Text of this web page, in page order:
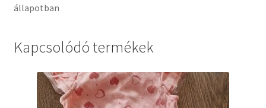
állapotban
Kapcsolódó termékek